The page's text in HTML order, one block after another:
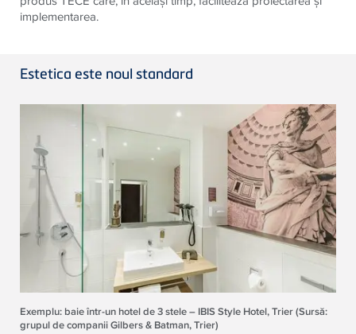
implementarea.
Estetica este noul standard
Exemplu: baie într-un hotel de 3 stele – IBIS Style Hotel, Trier (Sursă:
grupul de companii Gilbers & Batman, Trier)